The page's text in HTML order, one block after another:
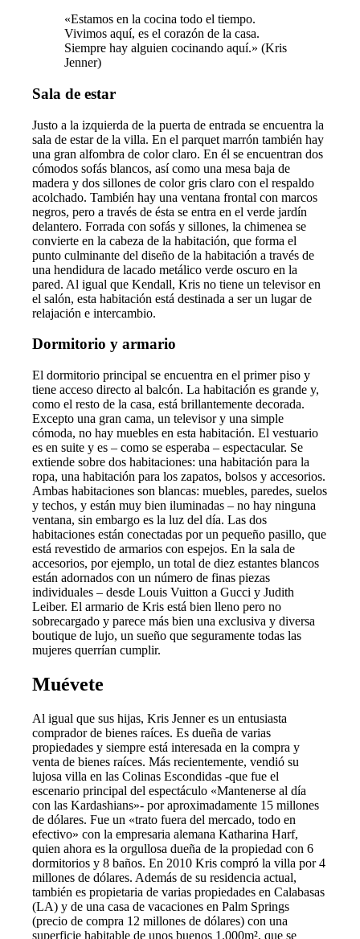
«Estamos en la cocina todo el tiempo.
Vivimos aquí, es el corazón de la casa.
Siempre hay alguien cocinando aquí.» (Kris
Jenner)
Sala de estar
Justo a la izquierda de la puerta de entrada se encuentra la
sala de estar de la villa. En el parquet marrón también hay
una gran alfombra de color claro. En él se encuentran dos
cómodos sofás blancos, así como una mesa baja de
madera y dos sillones de color gris claro con el respaldo
acolchado. También hay una ventana frontal con marcos
negros, pero a través de ésta se entra en el verde jardín
delantero. Forrada con sofás y sillones, la chimenea se
convierte en la cabeza de la habitación, que forma el
punto culminante del diseño de la habitación a través de
una hendidura de lacado metálico verde oscuro en la
pared. Al igual que Kendall, Kris no tiene un televisor en
el salón, esta habitación está destinada a ser un lugar de
relajación e intercambio.
Dormitorio y armario
El dormitorio principal se encuentra en el primer piso y
tiene acceso directo al balcón. La habitación es grande y,
como el resto de la casa, está brillantemente decorada.
Excepto una gran cama, un televisor y una simple
cómoda, no hay muebles en esta habitación. El vestuario
es en suite y es – como se esperaba – espectacular. Se
extiende sobre dos habitaciones: una habitación para la
ropa, una habitación para los zapatos, bolsos y accesorios.
Ambas habitaciones son blancas: muebles, paredes, suelos
y techos, y están muy bien iluminadas – no hay ninguna
ventana, sin embargo es la luz del día. Las dos
habitaciones están conectadas por un pequeño pasillo, que
está revestido de armarios con espejos. En la sala de
accesorios, por ejemplo, un total de diez estantes blancos
están adornados con un número de finas piezas
individuales – desde Louis Vuitton a Gucci y Judith
Leiber. El armario de Kris está bien lleno pero no
sobrecargado y parece más bien una exclusiva y diversa
boutique de lujo, un sueño que seguramente todas las
mujeres querrían cumplir.
Muévete
Al igual que sus hijas, Kris Jenner es un entusiasta
comprador de bienes raíces. Es dueña de varias
propiedades y siempre está interesada en la compra y
venta de bienes raíces. Más recientemente, vendió su
lujosa villa en las Colinas Escondidas -que fue el
escenario principal del espectáculo «Mantenerse al día
con las Kardashians»- por aproximadamente 15 millones
de dólares. Fue un «trato fuera del mercado, todo en
efectivo» con la empresaria alemana Katharina Harf,
quien ahora es la orgullosa dueña de la propiedad con 6
dormitorios y 8 baños. En 2010 Kris compró la villa por 4
millones de dólares. Además de su residencia actual,
también es propietaria de varias propiedades en Calabasas
(LA) y de una casa de vacaciones en Palm Springs
(precio de compra 12 millones de dólares) con una
superficie habitable de unos buenos 1.000m², que se